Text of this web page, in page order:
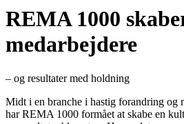
REMA 1000
medarbejdere
– og resultater med holdning
Midt i en branche i hastig forandring og
har REMA 1000 formået at skabe en